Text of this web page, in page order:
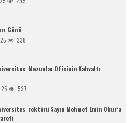
Günü
338
Mezunlar Ofisinin Kahvaltı
537
rektörü Sayın Mehmet Emin Okur’a